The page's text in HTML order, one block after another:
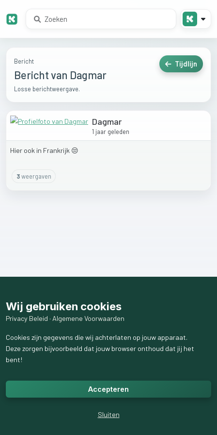
Bericht
Bericht van Dagmar
Losse berichtweergave.
Tijdlijn
Dagmar
1 jaar geleden
Hier ook in Frankrijk 😒
3weergaven
Wij gebruiken cookies
Privacy Beleid · Algemene Voorwaarden
Cookies zijn gegevens die wij achterlaten op jouw apparaat.
Deze zorgen bijvoorbeeld dat jouw browser onthoud dat jij het
bent!
Accepteren
Sluiten